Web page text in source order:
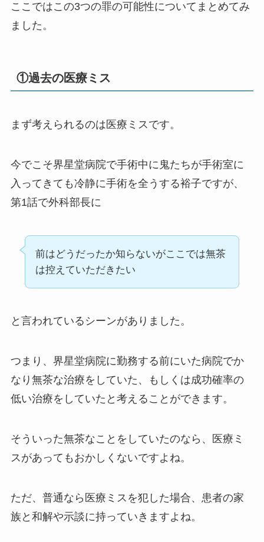
ここではこの3つの罪の可能性についてまとめてみ
ました。
①過去の医療ミス
まず考えられるのは医療ミスです。
今でこそ界星堂病院で手術中に鬼たちが手術室に
入ってきても冷静に手術を全うする裕子ですが、
第1話で外科部長に
前はどうだったか知らないがここでは無茶
は控えていただきたい
と言われているシーンがありました。
つまり、界星堂病院に勤務する前にいた病院でか
なり無茶な治療をしていた、もしくは成功確率の
低い治療をしていたと考えることができます。
そういった無茶なことをしていたのなら、医療ミ
スがあってもおかしくないですよね。
ただ、普通なら医療ミスを犯した場合、患者の家
族と和解や示談に持っていきますよね。